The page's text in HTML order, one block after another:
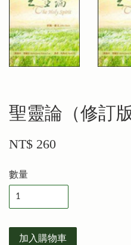
聖靈論（修訂
NT$ 260
數量
加入購物車